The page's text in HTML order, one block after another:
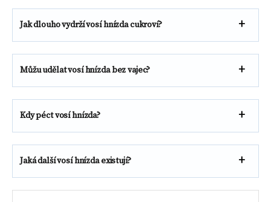
Jak dlouho vydrží vosí hnízda cukroví?
Můžu udělat vosí hnízda bez vajec?
Kdy péct vosí hnízda?
Jaká další vosí hnízda existují?